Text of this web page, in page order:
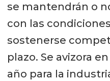
se mantendrán o
con las
sostenerse
plazo. Se avizora
año para la